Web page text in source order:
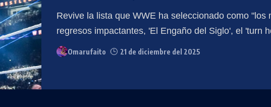
Revive la lista que WWE ha seleccionado como "los
regresos impactantes, 'El Engaño del Siglo', el 'turn
Omarufaito 21 de diciembre del 2025